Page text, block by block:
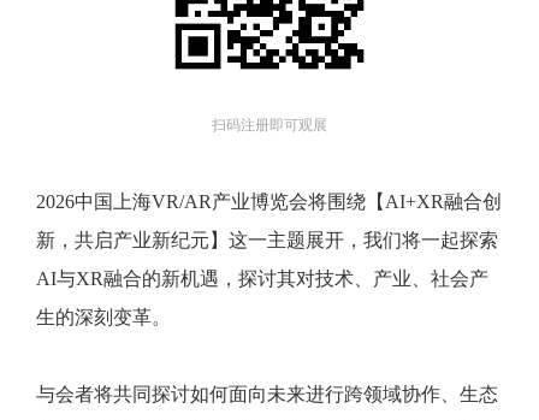
扫码注册即可观展
2026中国上海VR/AR产业博览会将围绕【AI+XR融合创
新，共启产业新纪元】这一主题展开，我们将一起探索
AI与XR融合的新机遇，探讨其对技术、产业、社会产
生的深刻变革。
与会者将共同探讨如何面向未来进行跨领域协作、生态